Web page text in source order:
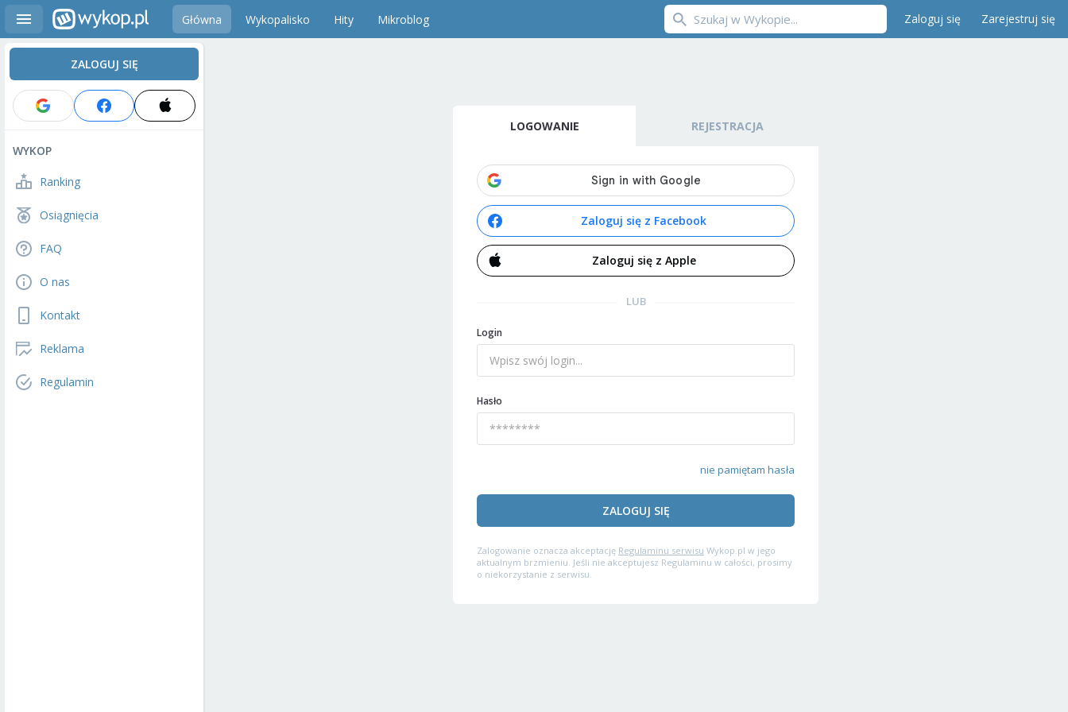
Główna Wykopalisko Hity Mikroblog Zaloguj się Zarejestruj się
ZALOGUJ SIĘ
WYKOP
Ranking
Osiągnięcia
FAQ
O nas
Kontakt
Reklama
Regulamin
LOGOWANIE REJESTRACJA
Zaloguj się z Facebook
Zaloguj się z Apple
LUB
Login
Hasło
nie pamiętam hasła
ZALOGUJ SIĘ
Zalogowanie oznacza akceptację Regulaminu serwisu Wykop.pl w jego
aktualnym brzmieniu. Jeśli nie akceptujesz Regulaminu w całości, prosimy
o niekorzystanie z serwisu.